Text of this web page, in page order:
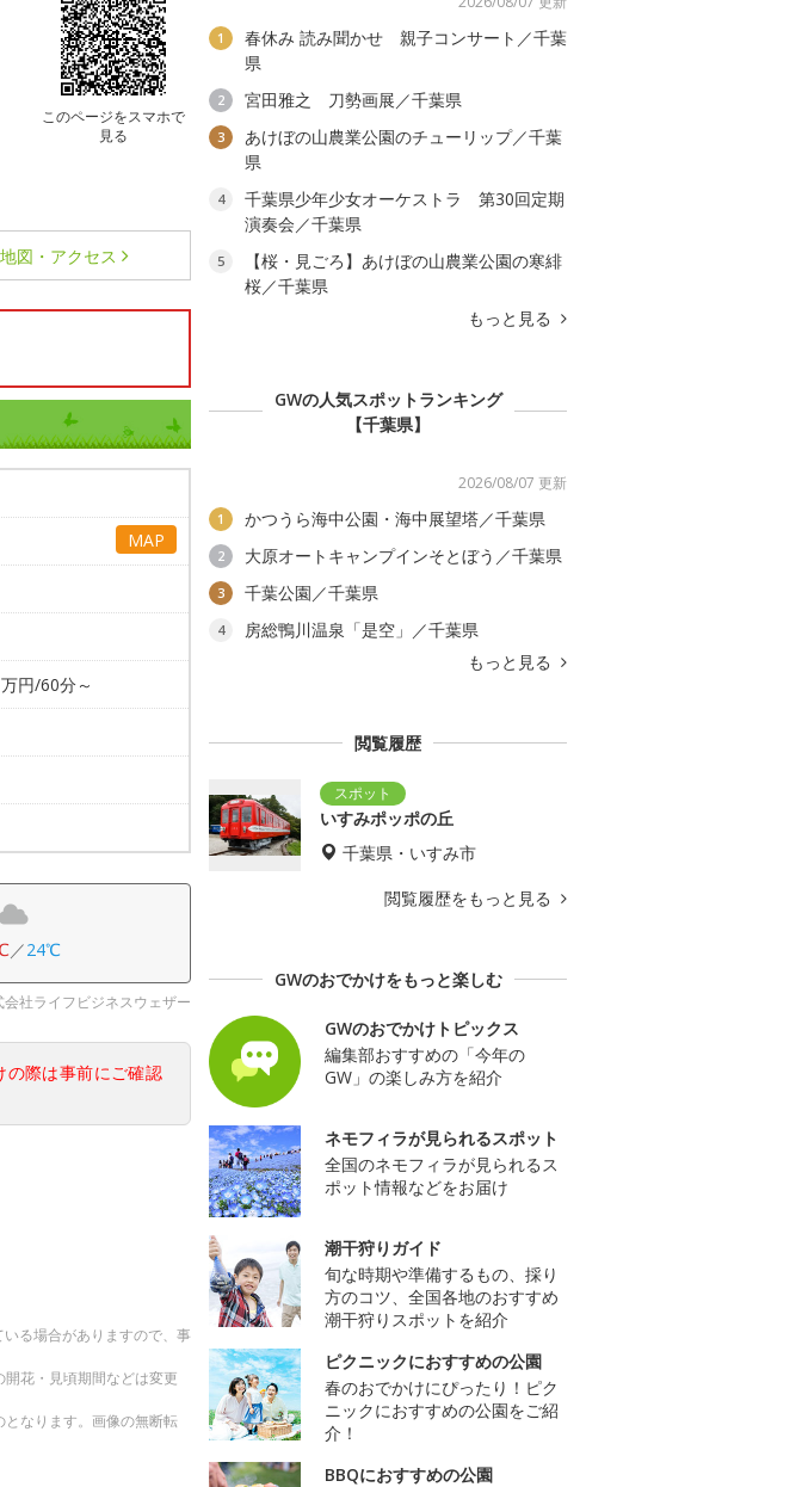
このページをスマホで
見る
地図・アクセス
MAP
円/60分～
／24℃
社ライフビジネスウェザー
際は事前にご確認
る場合がありますので、事
花・見頃期間などは変更
なります。画像の無断転
1
春休み 読み聞かせ 親子コンサート／千葉
県
2 宮田雅之 刀勢画展／千葉県
3
あけぼの山農業公園のチューリップ／千葉
県
4
千葉県少年少女オーケストラ 第30回定期
演奏会／千葉県
5
【桜・見ごろ】あけぼの山農業公園の寒緋
桜／千葉県
もっと見る
GWの人気スポットランキング
【千葉県】
2026/08/07 更新
1 かつうら海中公園・海中展望塔／千葉県
2 大原オートキャンプインそとぼう／千葉県
3 千葉公園／千葉県
4
房総鴨川温泉「是空」／千葉県
もっと見る
閲覧履歴
いすみポッポの丘
千葉県・いすみ市
閲覧履歴をもっと見る
GWのおでかけをもっと楽しむ
GWのおでかけトピックス
編集部おすすめの「今年の
GW」の楽しみ方を紹介
ネモフィラが見られるスポット
全国のネモフィラが見られるス
ポット情報などをお届け
潮干狩りガイド
旬な時期や準備するもの、採り
方のコツ、全国各地のおすすめ
潮干狩りスポットを紹介
ピクニックにおすすめの公園
春のおでかけにぴったり！ピク
ニックにおすすめの公園をご紹
介！
BBQにおすすめの公園